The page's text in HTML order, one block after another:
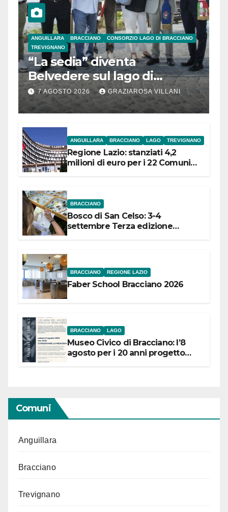
ANGUILLARA BRACCIANO
CONSORZIO LAGO DI BRACCIANO
TREVIGNANO
“La sedia” diventa
Belvedere sul lago di
Bracciano: ieri
l’inaugurazione
7 AGOSTO 2026 GRAZIAROSA VILLANI
ANGUILLARA BRACCIANO LAGO TREVIGNANO
Regione Lazio: stanziati 4,2
milioni di euro per i 22 Comuni
BRACCIANO
Bosco di San Celso: 3-4
settembre Terza edizione
BRACCIANO REGIONE LAZIO
Faber School Bracciano 2026
BRACCIANO LAGO
Museo Civico di Bracciano: l’8
agosto per i 20 anni progetto
Comuni
Anguillara
Bracciano
Trevignano